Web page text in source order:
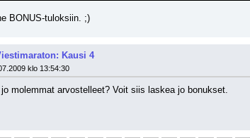
BONUS-tuloksiin. ;)
Kausi 4
klo 13:54:30
molemmat arvostelleet? Voit siis laskea jo bonukset.